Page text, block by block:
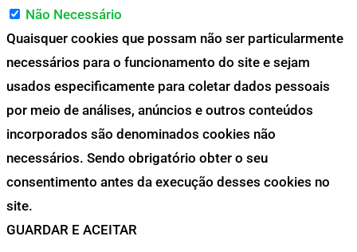
Não Necessário
Quaisquer cookies que possam não ser particularmente
necessários para o funcionamento do site e sejam
usados especificamente para coletar dados pessoais
por meio de análises, anúncios e outros conteúdos
incorporados são denominados cookies não
necessários. Sendo obrigatório obter o seu
consentimento antes da execução desses cookies no
site.
GUARDAR E ACEITAR